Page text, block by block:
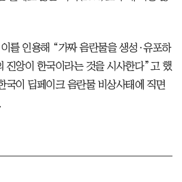
를 인용해 “가짜 음란물을 생성·유포하
진앙이 한국이라는 것을 시사한다”고 했
국이 딥페이크 음란물 비상사태에 직면